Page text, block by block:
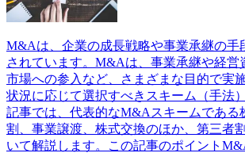
M&Aは、企業の成長戦略や事業承継の手
されています。M&Aは、事業承継や経営
市場への参入など、さまざまな目的で実
状況に応じて選択すべきスキーム（手法
記事では、代表的なM&Aスキームである
割、事業譲渡、株式交換のほか、第三者
いて解説します。この記事のポイント